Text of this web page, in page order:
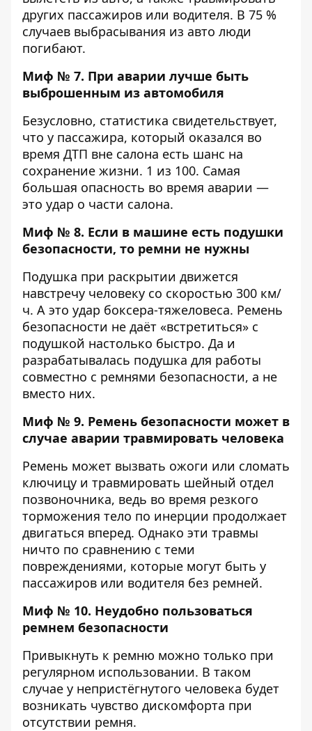
других пассажиров или водителя. В 75 %
случаев выбрасывания из авто люди
погибают.
Миф № 7. При аварии лучше быть
выброшенным из автомобиля
Безусловно, статистика свидетельствует,
что у пассажира, который оказался во
время ДТП вне салона есть шанс на
сохранение жизни. 1 из 100. Самая
большая опасность во время аварии —
это удар о части салона.
Миф № 8. Если в машине есть подушки
безопасности, то ремни не нужны
Подушка при раскрытии движется
навстречу человеку со скоростью 300 км/
ч. А это удар боксера-тяжеловеса. Ремень
безопасности не даёт «встретиться» с
подушкой настолько быстро. Да и
разрабатывалась подушка для работы
совместно с ремнями безопасности, а не
вместо них.
Миф № 9. Ремень безопасности может в
случае аварии травмировать человека
Ремень может вызвать ожоги или сломать
ключицу и травмировать шейный отдел
позвоночника, ведь во время резкого
торможения тело по инерции продолжает
двигаться вперед. Однако эти травмы
ничто по сравнению с теми
повреждениями, которые могут быть у
пассажиров или водителя без ремней.
Миф № 10. Неудобно пользоваться
ремнем безопасности
Привыкнуть к ремню можно только при
регулярном использовании. В таком
случае у непристёгнутого человека будет
возникать чувство дискомфорта при
отсутствии ремня.